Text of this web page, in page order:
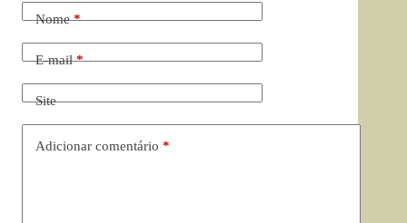
Nome*
E-mail*
Site
Adicionar comentário *